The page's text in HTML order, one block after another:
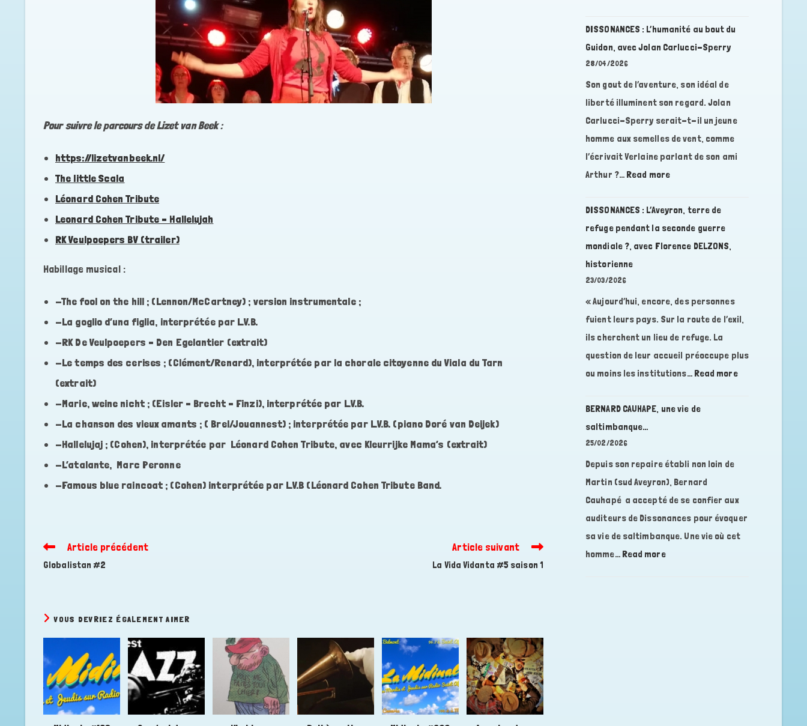
Pour suivre le parcours de Lizet van Beek :
https://lizetvanbeek.nl/
The little Scala
Léonard Cohen Tribute
Leonard Cohen Tribute – Hallelujah
RK Veulpoepers BV (trailer)
Habillage musical :
-The fool on the hill ; (Lennon/McCartney) ; version instrumentale ;
-La goglio d’una figlia, interprétée par L.V.B.
-RK De Veulpoepers – Den Egelantier (extrait)
-Le temps des cerises ; (Clément/Renard), interprétée par la chorale citoyenne du Viala du Tarn
(extrait)
-Marie, weine nicht ; (Eisler – Brecht – Finzi), interprétée par L.V.B.
-La chanson des vieux amants ; ( Brel/Jouannest) ; interprétée par L.V.B. (piano Doré van Deijek)
-Hallelujaj ; (Cohen), interprétée par Léonard Cohen Tribute, avec Kleurrijke Mama’s (extrait)
-L’atalante, Marc Peronne
-Famous blue raincoat ; (Cohen) interprétée par L.V.B (Léonard Cohen Tribute Band.
Read
articles
Article précédent
Globalistan #2
Article suivant
La Vida Vidanta #5 saison 1
VOUS DEVRIEZ ÉGALEMENT AIMER
contre
Marie-
Josée
VITTORI
influencent
le
vivant,
DISSONANCES : L’humanité au bout du
Guidon, avec Jolan Carlucci-Sperry
28/04/2026
Son gout de l’aventure, son idéal de
liberté illuminent son regard. Jolan
Carlucci-Sperry serait-t-il un jeune
homme aux semelles de vent, comme
l’écrivait Verlaine parlant de son ami
Arthur ?… Read more:
bout
avec
DISSONANCES : L’Aveyron, terre de
refuge pendant la seconde guerre
mondiale ?, avec Florence DELZONS,
historienne
23/03/2026
« Aujourd’hui, encore, des personnes
fuient leurs pays. Sur la route de l’exil,
ils cherchent un lieu de refuge. La
question de leur accueil préoccupe plus
ou moins les institutions… Read more:
la
BERNARD CAUHAPE, une vie de
saltimbanque…
25/02/2026
Depuis son repaire établi non loin de
Martin (sud Aveyron), Bernard
Cauhapé a accepté de se confier aux
auditeurs de Dissonances pour évoquer
sa vie de saltimbanque. Une vie où cet
homme… Read more: